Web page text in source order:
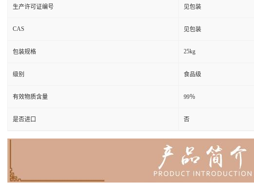
生产许可证编号 见包装
CAS 见包装
包装规格 25kg
级别 食品级
有效物质含量 99％
是否进口 否